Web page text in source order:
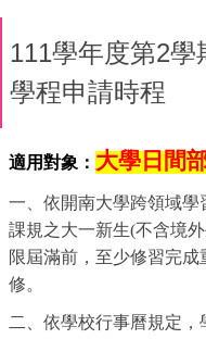
111學年度第2
學程申請時程
適用對象： 大學日間
一、依開南大學跨領域學
課規之大一新生(不含境
限屆滿前，至少修習完
修。
二、依學校行事曆規定，